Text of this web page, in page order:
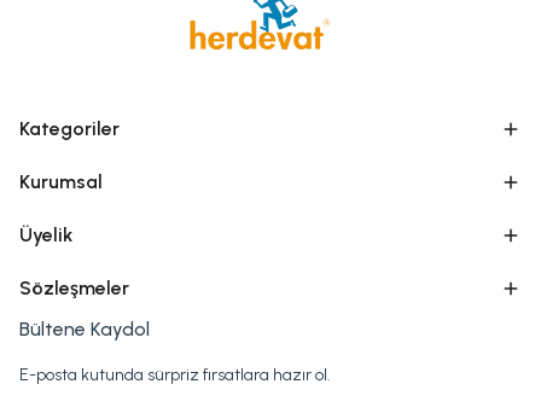
Kategoriler
Kurumsal
Üyelik
Sözleşmeler
Bültene Kaydol
E-posta kutunda sürpriz fırsatlara hazır ol.